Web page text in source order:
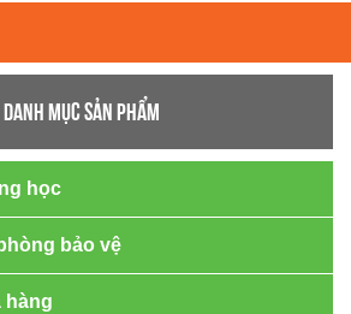
DANH MỤC SẢN PHẨM
học
bảo vệ
hàng